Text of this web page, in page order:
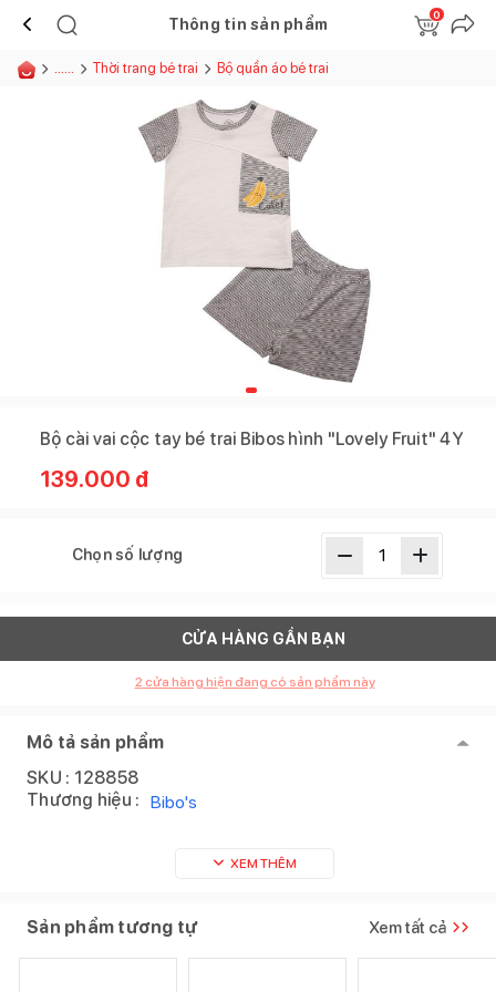
Thông tin sản phẩm
0
...... Thời trang bé trai Bộ quần áo bé trai
Bộ cài vai cộc tay bé trai Bibos hình "Lovely Fruit" 4Y
139.000 đ
Chọn số lượng
CỬA HÀNG GẦN BẠN
2 cửa hàng hiện đang có sản phẩm này
Mô tả sản phẩm
SKU : 128858
Thương hiệu : Bibo's
XEM THÊM
Sản phẩm tương tự Xem tất cả